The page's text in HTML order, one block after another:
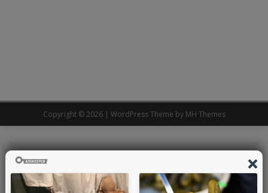
Copyright © 2026 | WordPress Theme by MH Themes